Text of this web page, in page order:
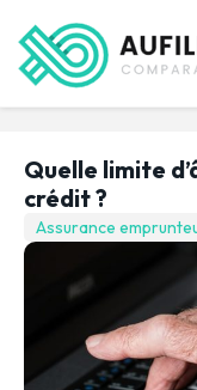
Quelle limite
crédit ?
Assurance